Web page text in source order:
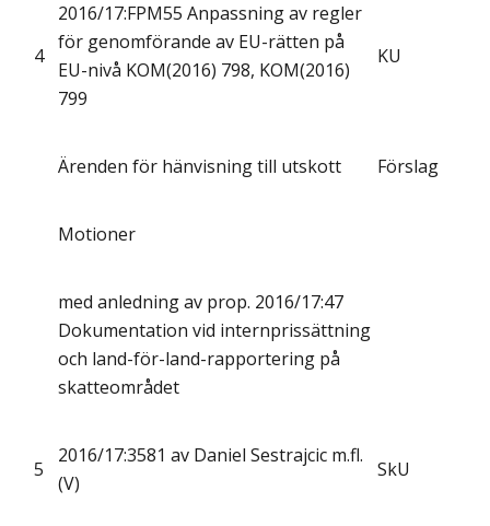
4
2016/17:FPM55 Anpassning av regler
för genomförande av EU-rätten på
EU-nivå KOM(2016) 798, KOM(2016)
799
KU
Ärenden för hänvisning till utskott Förslag
Motioner
med anledning av prop. 2016/17:47
Dokumentation vid internprissättning
och land-för-land-rapportering på
skatteområdet
5
2016/17:3581 av Daniel Sestrajcic m.fl.
(V)
SkU